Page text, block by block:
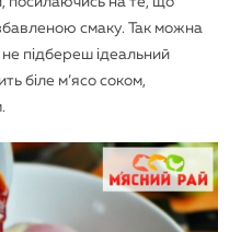
смаку. Так можна
підбереш ідеальний
біле м’ясо соком,